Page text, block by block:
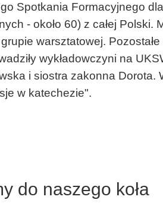
Spotkania Formacyjnego
- około 60) z całej Polski.
warsztatowej.
wykładowczyni na
i siostra zakonna Dorota.
w katechezie".
do naszego koła